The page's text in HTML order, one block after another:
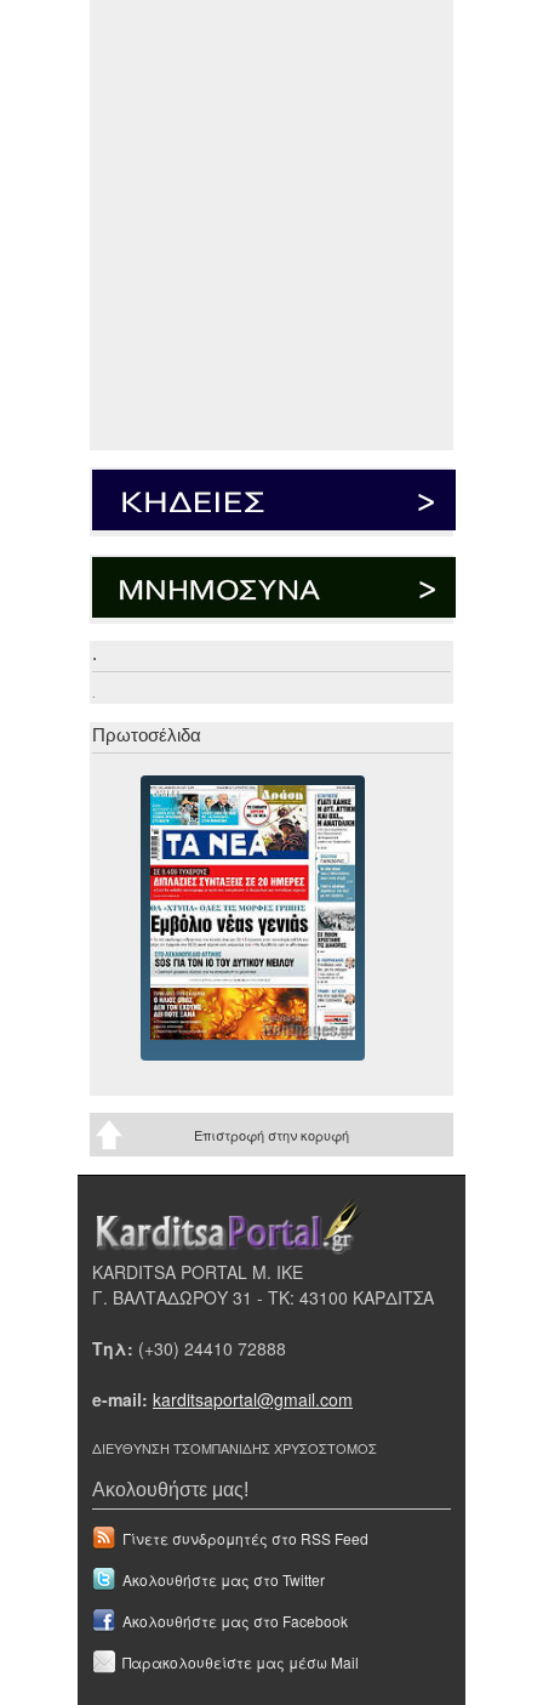
.
.
Πρωτοσέλιδα
Επιστροφή στην κορυφή
KARDITSA PORTAL Μ. ΙΚΕ
Γ. ΒΑΛΤΑΔΩΡΟΥ 31 - ΤΚ: 43100 ΚΑΡΔΙΤΣΑ
Τηλ: (+30) 24410 72888
e-mail: karditsaportal@gmail.com
ΔΙΕΥΘΥΝΣΗ ΤΣΟΜΠΑΝΙΔΗΣ ΧΡΥΣΟΣΤΟΜΟΣ
Ακολουθήστε μας!
Γίνετε συνδρομητές στο RSS Feed
Ακολουθήστε μας στο Twitter
Ακολουθήστε μας στο Facebook
Παρακολουθείστε μας μέσω Mail